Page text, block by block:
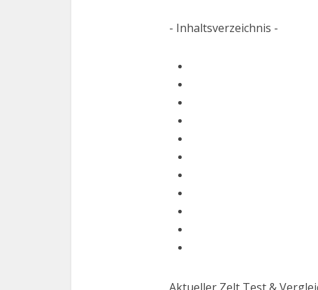
- Inhaltsverzeichnis -